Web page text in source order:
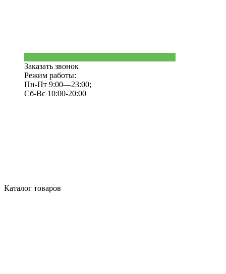
Заказать звонок
Режим работы:
Пн-Пт 9:00—23:00;
Сб-Вс 10:00-20:00
Каталог товаров